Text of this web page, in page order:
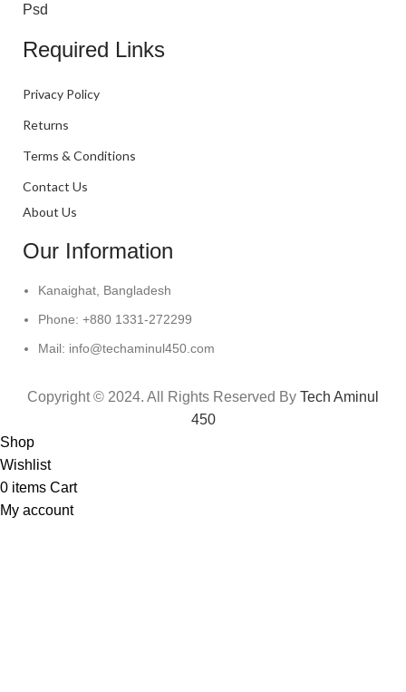
Psd
Required Links
Privacy Policy
Returns
Terms & Conditions
Contact Us
About Us
Our Information
Kanaighat, Bangladesh
Phone: +880 1331-272299
Mail: info@techaminul450.com
Copyright © 2024. All Rights Reserved By Tech Aminul
450
Shop
Wishlist
0 items Cart
My account